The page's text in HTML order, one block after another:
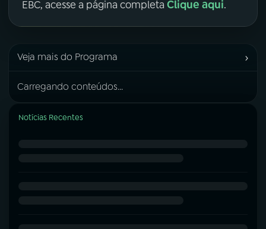
EBC, acesse a página completa Clique aqui.
Veja mais do Programa ›
Carregando conteúdos...
Notícias Recentes